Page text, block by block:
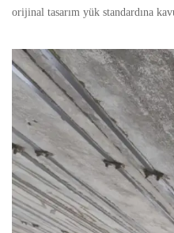
orijinal tasarım yük standardına